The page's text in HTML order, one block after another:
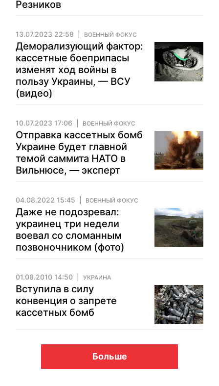
Резников
13.07.2023 22:58 ВОЕННЫЙ ФОКУС
Деморализующий фактор:
кассетные боеприпасы
изменят ход войны в
пользу Украины, — ВСУ
(видео)
10.07.2023 17:06 ВОЕННЫЙ ФОКУС
Отправка кассетных бомб
Украине будет главной
темой саммита НАТО в
Вильнюсе, — эксперт
04.08.2022 15:45 ВОЕННЫЙ ФОКУС
Даже не подозревал:
украинец три недели
воевал со сломанным
позвоночником (фото)
01.08.2010 14:50 УКРАИНА
Вступила в силу
конвенция о запрете
кассетных бомб
Больше